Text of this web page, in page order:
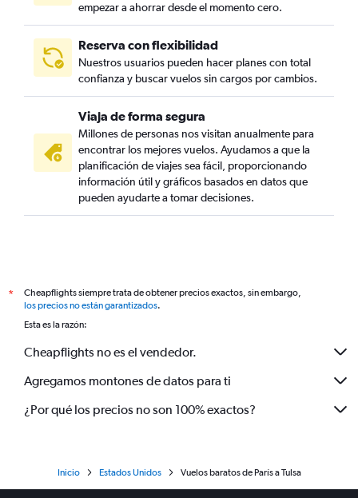
empezar a ahorrar desde el momento cero.
Reserva con flexibilidad
Nuestros usuarios pueden hacer planes con total
confianza y buscar vuelos sin cargos por cambios.
Viaja de forma segura
Millones de personas nos visitan anualmente para
encontrar los mejores vuelos. Ayudamos a que la
planificación de viajes sea fácil, proporcionando
información útil y gráficos basados en datos que
pueden ayudarte a tomar decisiones.
*
Cheapflights siempre trata de obtener precios exactos, sin embargo,
los precios no están garantizados.
Esta es la razón:
Cheapflights no es el vendedor.
Agregamos montones de datos para ti
¿Por qué los precios no son 100% exactos?
Inicio Estados Unidos Vuelos baratos de París a Tulsa